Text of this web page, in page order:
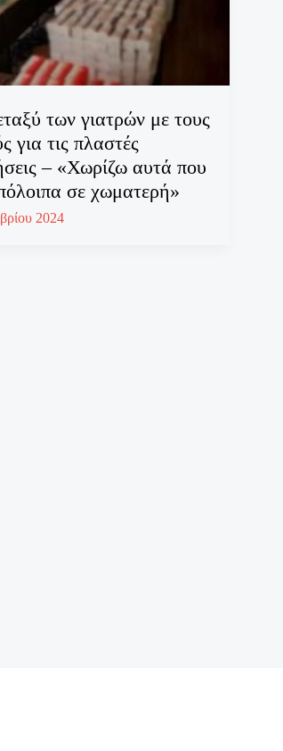
των γιατρών με τους
για τις πλαστές
– «Χωρίζω αυτά που
σε χωματερή»
2024